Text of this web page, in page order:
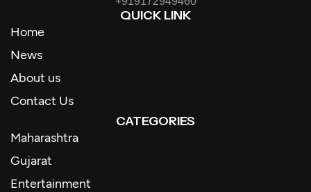
QUICK LINK
Home
News
About us
Contact Us
CATEGORIES
Maharashtra
Gujarat
Entertainment